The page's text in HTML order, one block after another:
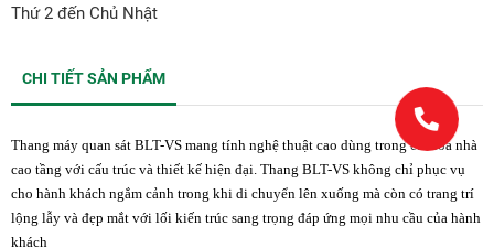
Thứ 2 đến Chủ Nhật
CHI TIẾT SẢN PHẨM
Thang máy quan sát BLT-VS mang tính nghệ thuật cao dùng trong các tòa nhà
cao tầng với cấu trúc và thiết kế hiện đại. Thang BLT-VS không chỉ phục vụ
cho hành khách ngắm cảnh trong khi di chuyển lên xuống mà còn có trang trí
lộng lẫy và đẹp mắt với lối kiến trúc sang trọng đáp ứng mọi nhu cầu của hành
khách